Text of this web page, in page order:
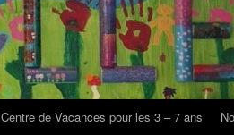
Centre de Vacances pour les 3 – 7 ans